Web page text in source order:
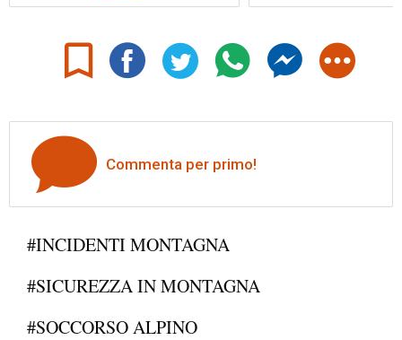
Commenta per primo!
#INCIDENTI MONTAGNA
#SICUREZZA IN MONTAGNA
#SOCCORSO ALPINO